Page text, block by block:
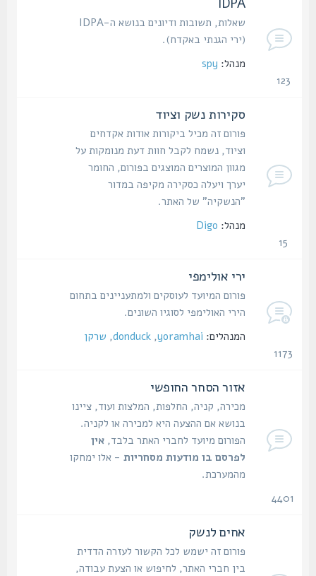
שאלות, תשובות ודיונים בנושא ה-IDPA
(ירי הגנתי באקדח).
מנהל: spy
סקירות נשק וציוד
פורום זה מכיל ביקורות אודות אקדחים
וציוד, נשמח לקבל חוות דעת מנומקות על
מגוון המוצרים המוצגים בפורום, החומר
יערך ויעלה כסקירה מקיפה במדור
"הנשקיה" של האתר.
מנהל: Digo
ירי אולימפי
פורום המיועד לעוסקים ולמתעניינים בתחום
הירי האולימפי לסוגיו השונים.
המנהלים: yoramhai
,
donduck
,שרקן
אזור הסחר החופשי
מכירה, קניה, החלפות, המלצות ועוד, ציינו
בנושא אם ההצעה היא למכירה או לקניה.
הפורום מיועד לחברי האתר בלבד,אין
לפרסם בו מודעות מסחריות- אלו ימחקו
מהמערכת.
אחים לנשק
פורום זה ישמש לכל הקשור לעזרה הדדית
בין חברי האתר, לחיפוש או הצעת עבודה,